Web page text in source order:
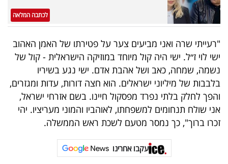
לכתבה המלאה
"רעייתי שרה ואני מביעים צער על פטירתו של האמן האהוב
ישי לוי ז״ל. ישי היה קול מיוחד במוזיקה הישראלית - קול של
נשמה, שמחה, כאב ושל אהבת אדם. ישי נגע בשיריו
בלבבות של מיליוני ישראלים. הוא חצה דורות, עדות ומגזרים,
והפך לחלק בלתי נפרד מפסקול חיינו. בשם אזרחי ישראל,
אני שולח תנחומים למשפחתו, לאוהביו והמוני מעריציו. יהי
זכרו ברוך", כך נמסר מטעם לשכת ראש הממשלה.
עקבו אחרינו